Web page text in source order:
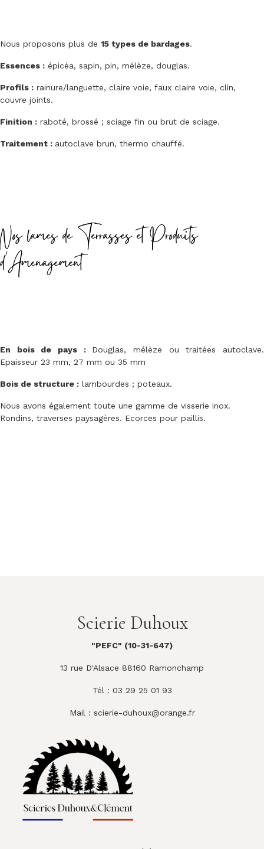
Nous proposons plus de 15 types de bardages.
Essences : épicéa, sapin, pin, mélèze, douglas.
Profils : rainure/languette, claire voie, faux claire voie, clin,
couvre joints.
Finition : raboté, brossé ; sciage fin ou brut de sciage.
Traitement : autoclave brun, thermo chauffé.
Nos lames de Terrasses et Produits
d'Amenagement
En bois de pays : Douglas, mélèze ou traitées autoclave.
Epaisseur 23 mm, 27 mm ou 35 mm
Bois de structure : lambourdes ; poteaux.
Nous avons également toute une gamme de visserie inox.
Rondins, traverses paysagères. Ecorces pour paillis.
Scierie Duhoux
"PEFC" (10-31-647)
13 rue D'Alsace 88160 Ramonchamp
Tél : 03 29 25 01 93
Mail : scierie-duhoux@orange.fr